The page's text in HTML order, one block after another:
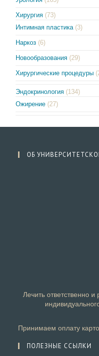
Хирургия (73)
Интимная пластика (3)
Наркоз (6)
Новообразования (29)
Хирургические процедуры
Эндокринология (134)
Ожирение (27)
ОБ
Лечить ответственно
Принимаем оплату
ПОЛЕЗНЫЕ ССЫЛКИ